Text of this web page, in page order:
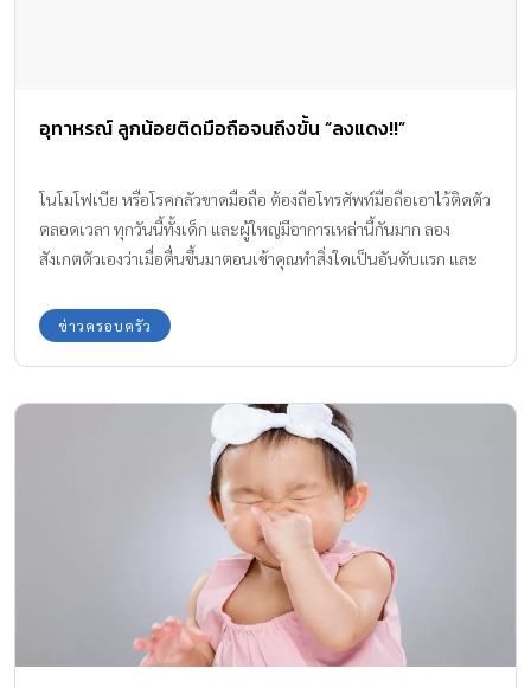
อุทาหรณ์ ลูกน้อยติดมือถือจนถึงขั้น “ลงแดง!!”
โนโมโฟเบีย หรือโรคกลัวขาดมือถือ ต้องถือโทรศัพท์มือถือเอาไว้ติดตัว
ตลอดเวลา ทุกวันนี้ทั้งเด็ก และผู้ใหญ่มีอาการเหล่านี้กันมาก ลอง
สังเกตตัวเองว่าเมื่อตื่นขึ้นมาตอนเช้าคุณทำสิ่งใดเป็นอันดับแรก และ
ลงแดงข่าวครอบครัว